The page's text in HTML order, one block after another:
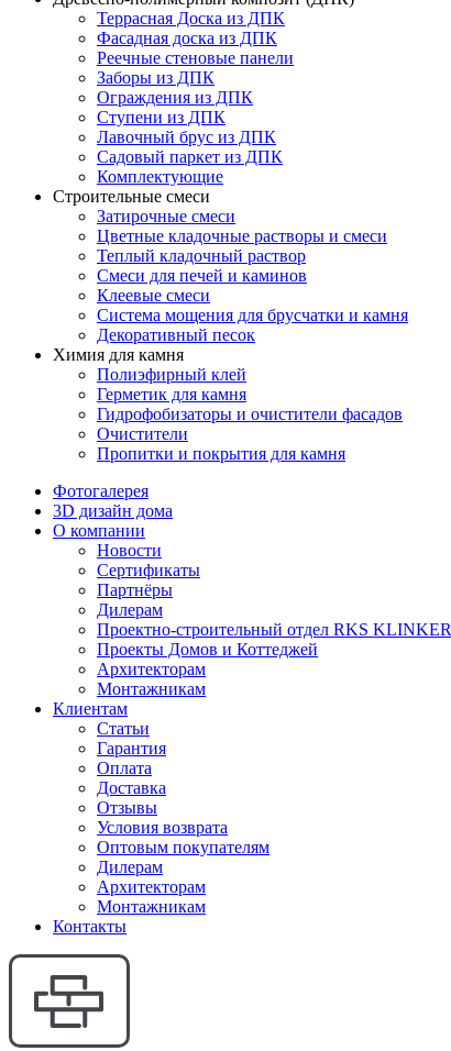
Террасная Доска из ДПК
Фасадная доска из ДПК
Реечные стеновые панели
Заборы из ДПК
Ограждения из ДПК
Ступени из ДПК
Лавочный брус из ДПК
Садовый паркет из ДПК
Комплектующие
Строительные смеси
Затирочные смеси
Цветные кладочные растворы и смеси
Теплый кладочный раствор
Смеси для печей и каминов
Клеевые смеси
Система мощения для брусчатки и камня
Декоративный песок
Химия для камня
Полиэфирный клей
Герметик для камня
Гидрофобизаторы и очистители фасадов
Очистители
Пропитки и покрытия для камня
Фотогалерея
3D дизайн дома
О компании
Новости
Сертификаты
Партнёры
Дилерам
Проектно-строительный отдел RKS KLINKER
Проекты Домов и Коттеджей
Архитекторам
Монтажникам
Клиентам
Статьи
Гарантия
Оплата
Доставка
Отзывы
Условия возврата
Оптовым покупателям
Дилерам
Архитекторам
Монтажникам
Контакты